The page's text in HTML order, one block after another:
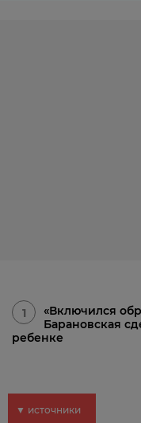
1
«Включился
Барановская
ребенке
▼ источники